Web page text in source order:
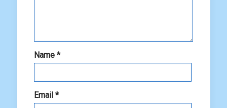
Name *
Email *